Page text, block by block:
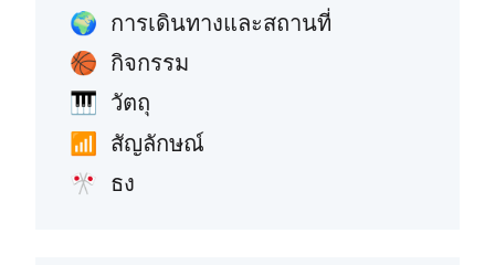
🌍 การเดินทางและสถานที่
🏀 กิจกรรม
🎹 วัตถุ
📶 สัญลักษณ์
🎌 ธง